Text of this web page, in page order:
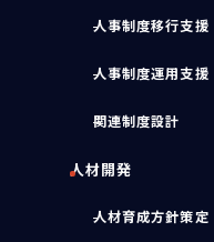
人事制度移行支援
人事制度運用支援
関連制度設計
人材開発
人材育成方針策定